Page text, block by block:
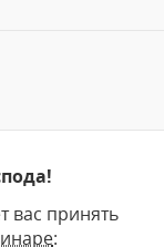
вас принять
: